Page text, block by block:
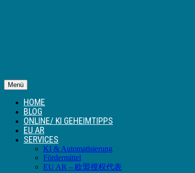
Menü
HOME
BLOG
ONLINE/ KI GEHEIMTIPPS
EU AR
SERVICES
KI & Automatisierung
Fördermittel
EU AR – 欧盟授权代表